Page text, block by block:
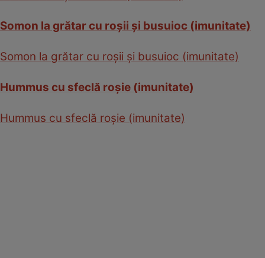
Somon la grătar cu roşii şi busuioc (imunitate)
Somon la grătar cu roşii şi busuioc (imunitate)
Hummus cu sfeclă roşie (imunitate)
Hummus cu sfeclă roşie (imunitate)